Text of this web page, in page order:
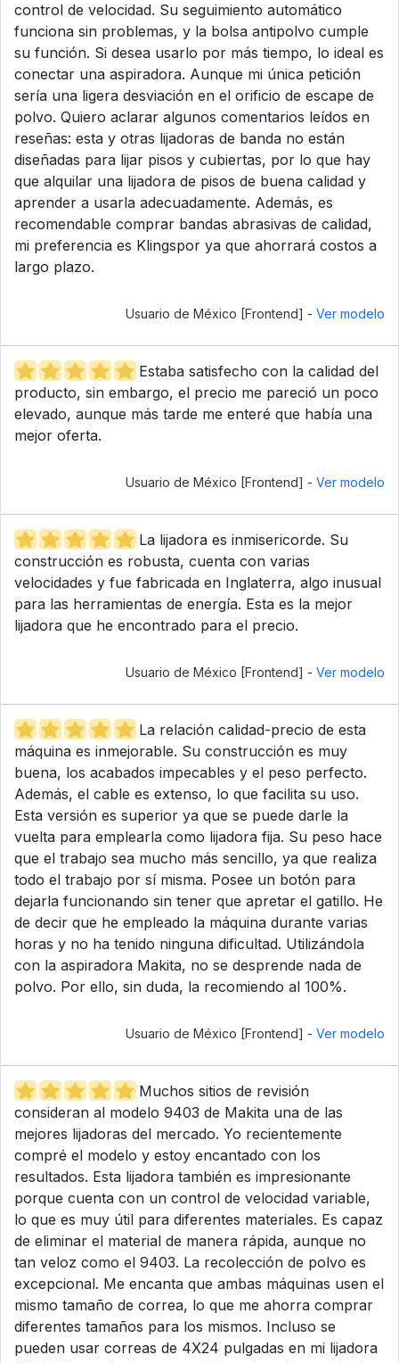
control de velocidad. Su seguimiento automático
funciona sin problemas, y la bolsa antipolvo cumple
su función. Si desea usarlo por más tiempo, lo ideal es
conectar una aspiradora. Aunque mi única petición
sería una ligera desviación en el orificio de escape de
polvo. Quiero aclarar algunos comentarios leídos en
reseñas: esta y otras lijadoras de banda no están
diseñadas para lijar pisos y cubiertas, por lo que hay
que alquilar una lijadora de pisos de buena calidad y
aprender a usarla adecuadamente. Además, es
recomendable comprar bandas abrasivas de calidad,
mi preferencia es Klingspor ya que ahorrará costos a
largo plazo.
Usuario de México [Frontend] - Ver modelo
Estaba satisfecho con la calidad del
producto, sin embargo, el precio me pareció un poco
elevado, aunque más tarde me enteré que había una
mejor oferta.
Usuario de México [Frontend] - Ver modelo
La lijadora es inmisericorde. Su
construcción es robusta, cuenta con varias
velocidades y fue fabricada en Inglaterra, algo inusual
para las herramientas de energía. Esta es la mejor
lijadora que he encontrado para el precio.
Usuario de México [Frontend] - Ver modelo
La relación calidad-precio de esta
máquina es inmejorable. Su construcción es muy
buena, los acabados impecables y el peso perfecto.
Además, el cable es extenso, lo que facilita su uso.
Esta versión es superior ya que se puede darle la
vuelta para emplearla como lijadora fija. Su peso hace
que el trabajo sea mucho más sencillo, ya que realiza
todo el trabajo por sí misma. Posee un botón para
dejarla funcionando sin tener que apretar el gatillo. He
de decir que he empleado la máquina durante varias
horas y no ha tenido ninguna dificultad. Utilizándola
con la aspiradora Makita, no se desprende nada de
polvo. Por ello, sin duda, la recomiendo al 100%.
Usuario de México [Frontend] - Ver modelo
Muchos sitios de revisión
consideran al modelo 9403 de Makita una de las
mejores lijadoras del mercado. Yo recientemente
compré el modelo y estoy encantado con los
resultados. Esta lijadora también es impresionante
porque cuenta con un control de velocidad variable,
lo que es muy útil para diferentes materiales. Es capaz
de eliminar el material de manera rápida, aunque no
tan veloz como el 9403. La recolección de polvo es
excepcional. Me encanta que ambas máquinas usen el
mismo tamaño de correa, lo que me ahorra comprar
diferentes tamaños para los mismos. Incluso se
pueden usar correas de 4X24 pulgadas en mi lijadora